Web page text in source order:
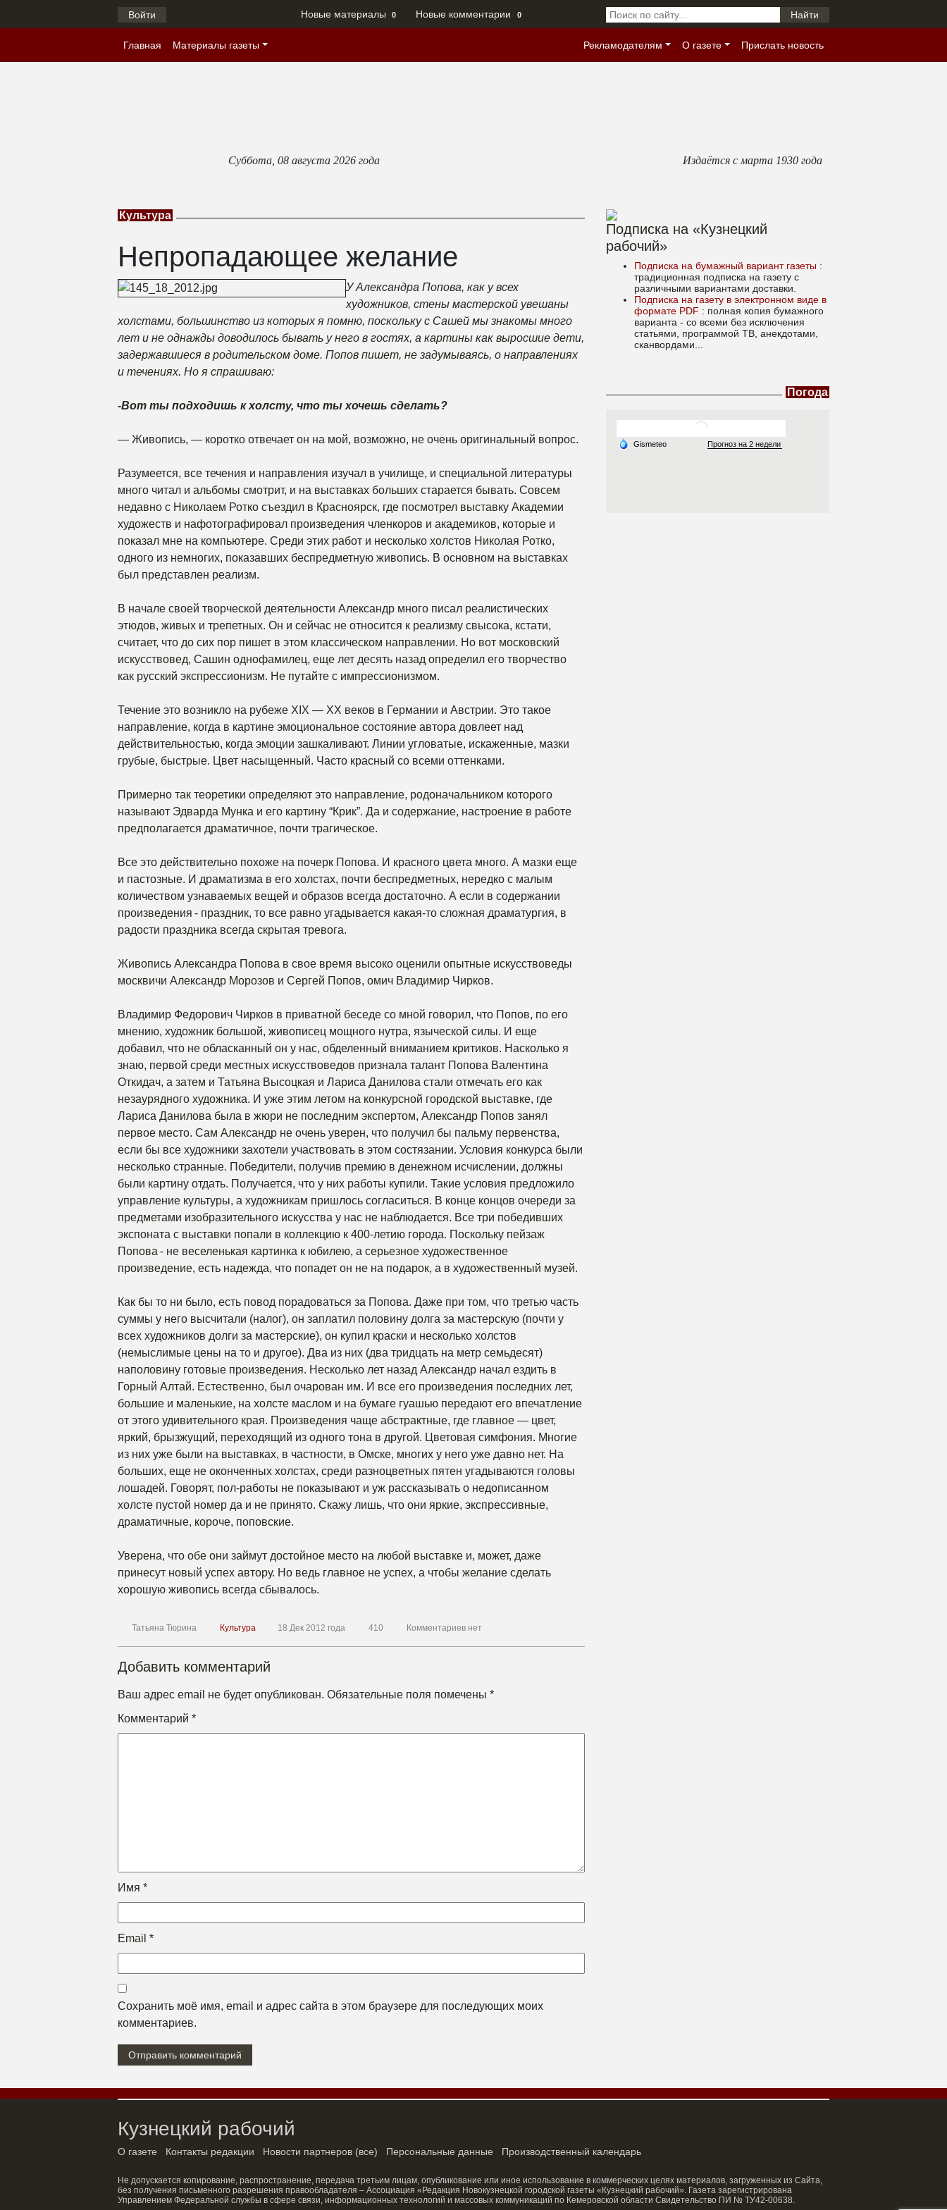
Войти Новые материалы 0 Новые комментарии 0
Главная Материалы газеты Рекламодателям О газете Прислать новость
Суббота, 08 августа 2026 года Издаётся с марта 1930 года
Культура
Непропадающее желание
У Александра Попова, как у всех
художников, стены мастерской увешаны
холстами, большинство из которых я помню, поскольку с Сашей мы знакомы много
лет и не однажды доводилось бывать у него в гостях, а картины как выросшие дети,
задержавшиеся в родительском доме. Попов пишет, не задумываясь, о направлениях
и течениях. Но я спрашиваю:
-Вот ты подходишь к холсту, что ты хочешь сделать?
— Живопись, — коротко отвечает он на мой, возможно, не очень оригинальный вопрос.
Разумеется, все течения и направления изучал в училище, и специальной литературы
много читал и альбомы смотрит, и на выставках больших старается бывать. Совсем
недавно с Николаем Ротко съездил в Красноярск, где посмотрел выставку Академии
художеств и нафотографировал произведения членкоров и академиков, которые и
показал мне на компьютере. Среди этих работ и несколько холстов Николая Ротко,
одного из немногих, показавших беспредметную живопись. В основном на выставках
был представлен реализм.
В начале своей творческой деятельности Александр много писал реалистических
этюдов, живых и трепетных. Он и сейчас не относится к реализму свысока, кстати,
считает, что до сих пор пишет в этом классическом направлении. Но вот московский
искусствовед, Сашин однофамилец, еще лет десять назад определил его творчество
как русский экспрессионизм. Не путайте с импрессионизмом.
Течение это возникло на рубеже XIX — XX веков в Германии и Австрии. Это такое
направление, когда в картине эмоциональное состояние автора довлеет над
действительностью, когда эмоции зашкаливают. Линии угловатые, искаженные, мазки
грубые, быстрые. Цвет насыщенный. Часто красный со всеми оттенками.
Примерно так теоретики определяют это направление, родоначальником которого
называют Эдварда Мунка и его картину “Крик”. Да и содержание, настроение в работе
предполагается драматичное, почти трагическое.
Все это действительно похоже на почерк Попова. И красного цвета много. А мазки еще
и пастозные. И драматизма в его холстах, почти беспредметных, нередко с малым
количеством узнаваемых вещей и образов всегда достаточно. А если в содержании
произведения - праздник, то все равно угадывается какая-то сложная драматургия, в
радости праздника всегда скрытая тревога.
Живопись Александра Попова в свое время высоко оценили опытные искусствоведы
москвичи Александр Морозов и Сергей Попов, омич Владимир Чирков.
Владимир Федорович Чирков в приватной беседе со мной говорил, что Попов, по его
мнению, художник большой, живописец мощного нутра, языческой силы. И еще
добавил, что не обласканный он у нас, обделенный вниманием критиков. Насколько я
знаю, первой среди местных искусствоведов признала талант Попова Валентина
Откидач, а затем и Татьяна Высоцкая и Лариса Данилова стали отмечать его как
незаурядного художника. И уже этим летом на конкурсной городской выставке, где
Лариса Данилова была в жюри не последним экспертом, Александр Попов занял
первое место. Сам Александр не очень уверен, что получил бы пальму первенства,
если бы все художники захотели участвовать в этом состязании. Условия конкурса были
несколько странные. Победители, получив премию в денежном исчислении, должны
были картину отдать. Получается, что у них работы купили. Такие условия предложило
управление культуры, а художникам пришлось согласиться. В конце концов очереди за
предметами изобразительного искусства у нас не наблюдается. Все три победивших
экспоната с выставки попали в коллекцию к 400-летию города. Поскольку пейзаж
Попова - не веселенькая картинка к юбилею, а серьезное художественное
произведение, есть надежда, что попадет он не на подарок, а в художественный музей.
Как бы то ни было, есть повод порадоваться за Попова. Даже при том, что третью часть
суммы у него высчитали (налог), он заплатил половину долга за мастерскую (почти у
всех художников долги за мастерские), он купил краски и несколько холстов
(немыслимые цены на то и другое). Два из них (два тридцать на метр семьдесят)
наполовину готовые произведения. Несколько лет назад Александр начал ездить в
Горный Алтай. Естественно, был очарован им. И все его произведения последних лет,
большие и маленькие, на холсте маслом и на бумаге гуашью передают его впечатление
от этого удивительного края. Произведения чаще абстрактные, где главное — цвет,
яркий, брызжущий, переходящий из одного тона в другой. Цветовая симфония. Многие
из них уже были на выставках, в частности, в Омске, многих у него уже давно нет. На
больших, еще не оконченных холстах, среди разноцветных пятен угадываются головы
лошадей. Говорят, пол-работы не показывают и уж рассказывать о недописанном
холсте пустой номер да и не принято. Скажу лишь, что они яркие, экспрессивные,
драматичные, короче, поповские.
Уверена, что обе они займут достойное место на любой выставке и, может, даже
принесут новый успех автору. Но ведь главное не успех, а чтобы желание сделать
хорошую живопись всегда сбывалось.
Татьяна Тюрина Культура 18 Дек 2012 года 410 Комментариев нет
Добавить комментарий
Ваш адрес email не будет опубликован. Обязательные поля помечены *
Комментарий *
Имя *
Email *
Сохранить моё имя, email и адрес сайта в этом браузере для последующих моих
комментариев.
Подписка на «Кузнецкий
рабочий»
Подписка на бумажный вариант газеты :
традиционная подписка на газету с
различными вариантами доставки.
Подписка на газету в электронном виде в
формате PDF : полная копия бумажного
варианта - со всеми без исключения
статьями, программой ТВ, анекдотами,
сканвордами...
Погода
Кузнецкий рабочий
О газете Контакты редакции Новости партнеров (все) Персональные данные Производственный календарь
Не допускается копирование, распространение, передача третьим лицам, опубликование или иное использование в коммерческих целях материалов, загруженных из Сайта,
без получения письменного разрешения правообладателя – Ассоциация «Редакция Новокузнецкой городской газеты «Кузнецкий рабочий». Газета зарегистрирована
Управлением Федеральной службы в сфере связи, информационных технологий и массовых коммуникаций по Кемеровской области Свидетельство ПИ № ТУ42-00638.